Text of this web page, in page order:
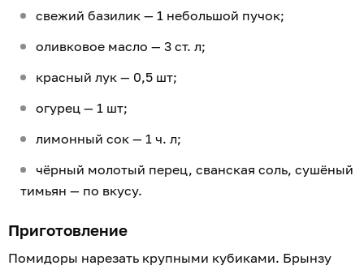
свежий базилик — 1 небольшой пучок;
оливковое масло — 3 ст. л;
красный лук — 0,5 шт;
огурец — 1 шт;
лимонный сок — 1 ч. л;
чёрный молотый перец, сванская соль, сушёный
тимьян — по вкусу.
Приготовление
Помидоры нарезать крупными кубиками. Брынзу